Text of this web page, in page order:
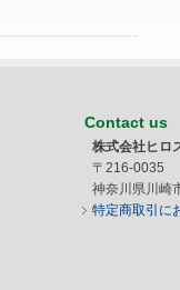
Contact us
株式会社ヒロ
〒216-0035
神奈川県川崎
特定商取引に